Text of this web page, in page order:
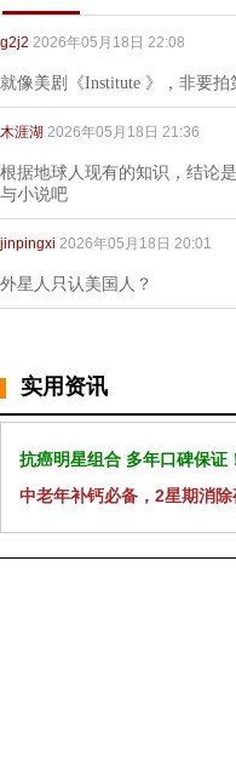
g2j2 2026年05月18日 22:08
就像美剧《Institute 》，非要
木涯湖 2026年05月18日 21:36
根据地球人现有的知识，结论
与小说吧
jinpingxi 2026年05月18日 20:01
外星人只认美国人？
实用资讯
抗癌明星组合 多年口碑保证
中老年补钙必备，2星期消